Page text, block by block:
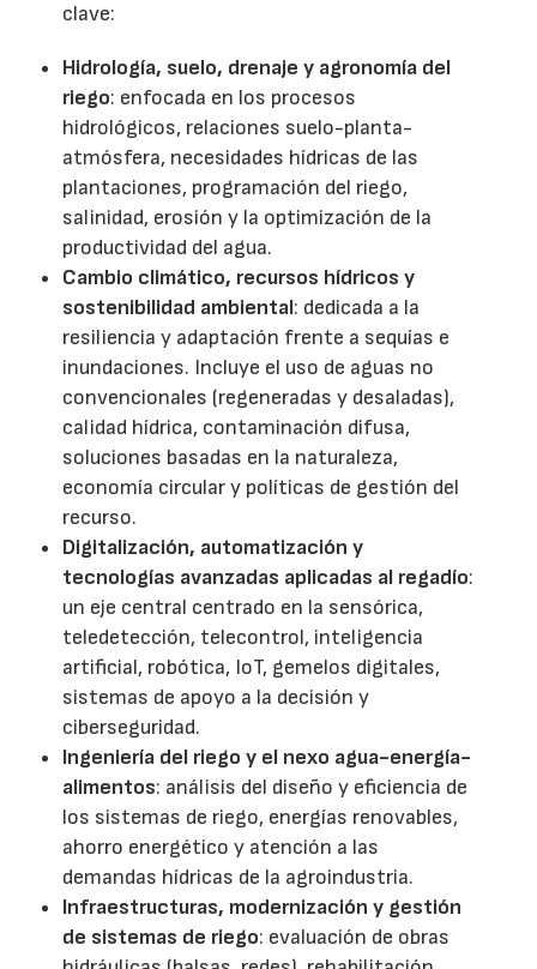
clave:
Hidrología, suelo, drenaje y agronomía del
riego: enfocada en los procesos
hidrológicos, relaciones suelo-planta-
atmósfera, necesidades hídricas de las
plantaciones, programación del riego,
salinidad, erosión y la optimización de la
productividad del agua.
Cambio climático, recursos hídricos y
sostenibilidad ambiental: dedicada a la
resiliencia y adaptación frente a sequías e
inundaciones. Incluye el uso de aguas no
convencionales (regeneradas y desaladas),
calidad hídrica, contaminación difusa,
soluciones basadas en la naturaleza,
economía circular y políticas de gestión del
recurso.
Digitalización, automatización y
tecnologías avanzadas aplicadas al regadío:
un eje central centrado en la sensórica,
teledetección, telecontrol, inteligencia
artificial, robótica, IoT, gemelos digitales,
sistemas de apoyo a la decisión y
ciberseguridad.
Ingeniería del riego y el nexo agua-energía-
alimentos: análisis del diseño y eficiencia de
los sistemas de riego, energías renovables,
ahorro energético y atención a las
demandas hídricas de la agroindustria.
Infraestructuras, modernización y gestión
de sistemas de riego: evaluación de obras